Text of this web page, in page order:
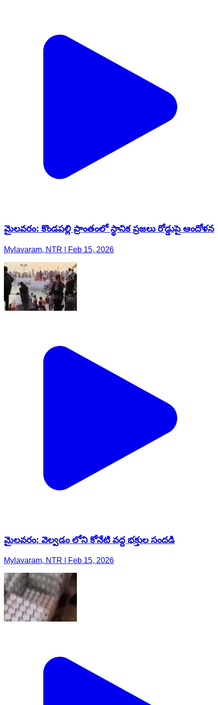
మైలవరం: కొండపల్లి ప్రాంతంలో స్థానిక ప్రజలు రోడ్డుపై ఆందోళన
Mylavaram, NTR | Feb 15, 2026
మైలవరం: వెల్వడం లోని కోనేటి వద్ద భక్తుల సందడి
Mylavaram, NTR | Feb 15, 2026